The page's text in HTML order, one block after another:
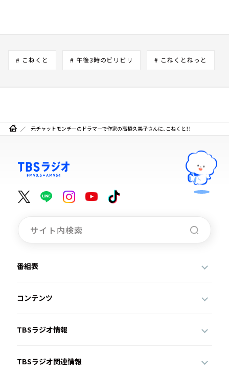
# こねくと # 午後3時のビリビリ # こねくとねっと
元チャットモンチーのドラマーで作家の高橋久美子さんに、こねくと！！
番組表
コンテンツ
TBSラジオ情報
TBSラジオ関連情報